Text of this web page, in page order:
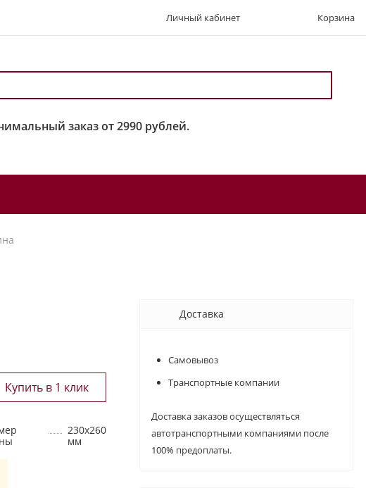
Личный кабинет Корзина
заказ от 2990 рублей.
230х260
мм
Доставка
Самовывоз
Транспортные компании
Доставка заказов осуществляться
автотранспортными компаниями после
100% предоплаты.